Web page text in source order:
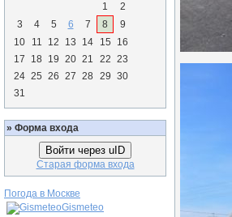
1
2
3
4 5 6 7 8
9
10
11 12 13 14 15
16
17
18 19 20 21 22 23
24 25 26 27 28 29 30
31
» Форма входа
Войти через uID
Старая форма входа
Погода в Москве
Gismeteo